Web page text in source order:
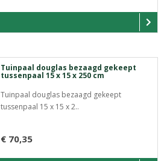
Tuinpaal douglas bezaagd gekeept
tussenpaal 15 x 15 x 250 cm
Tuinpaal douglas bezaagd gekeept
tussenpaal 15 x 15 x 2..
€ 70,35